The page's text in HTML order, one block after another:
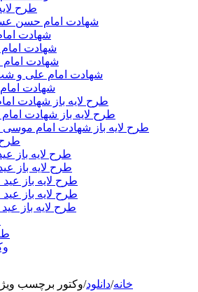
طرح
شهادت امام حسن
شهادت
شهادت
شهادت
شهادت امام علی و
شهادت
طرح لایه باز شهادت
طرح لایه باز شهادت
طرح لایه باز شهادت امام
طرح
طرح لایه باز
طرح لایه باز
طرح لایه باز عید
طرح لایه باز
طرح لایه باز عید
خانه/دانلود/وکتور برچسب